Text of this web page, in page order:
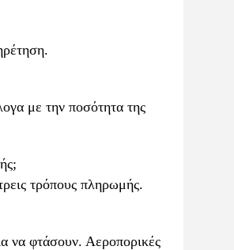
με την ποσότητα της
τρόπους πληρωμής.
να φτάσουν. Αεροπορικές